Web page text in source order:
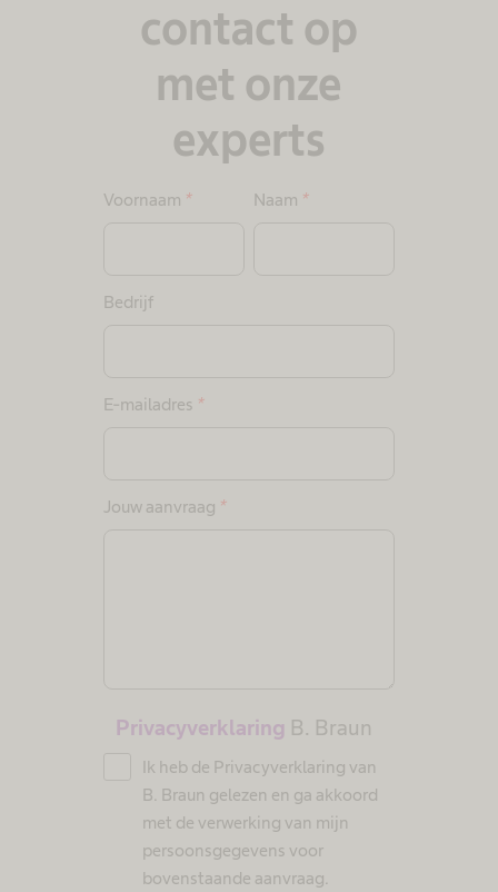
contact op
met onze
experts
Voornaam * Naam *
Bedrijf
E-mailadres *
Jouw aanvraag *
Privacyverklaring B. Braun
Ik heb de Privacyverklaring van
B. Braun gelezen en ga akkoord
met de verwerking van mijn
persoonsgegevens voor
bovenstaande aanvraag.